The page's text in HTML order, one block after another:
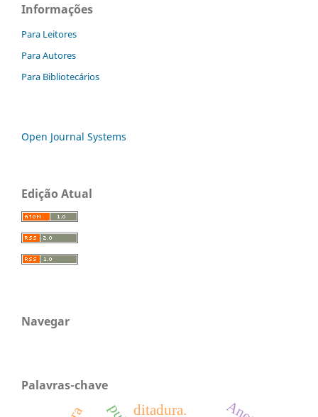
Informações
Para Leitores
Para Autores
Para Bibliotecários
Open Journal Systems
Edição Atual
Navegar
Palavras-chave
ditadura.